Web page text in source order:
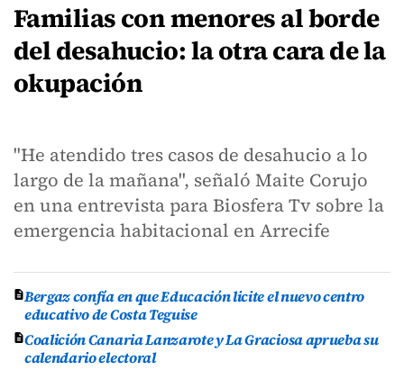
Familias con menores al borde
del desahucio: la otra cara de la
okupación
"He atendido tres casos de desahucio a lo
largo de la mañana", señaló Maite Corujo
en una entrevista para Biosfera Tv sobre la
emergencia habitacional en Arrecife
Bergaz confía en que Educación licite el nuevo centro
educativo de Costa Teguise
Coalición Canaria Lanzarote y La Graciosa aprueba su
calendario electoral